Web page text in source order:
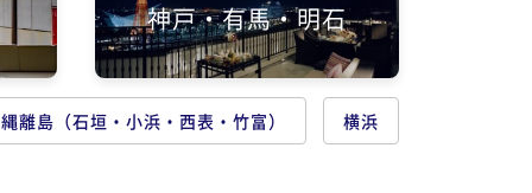
神戸・有馬・明石
離島（石垣・小浜・西表・竹富） 横浜